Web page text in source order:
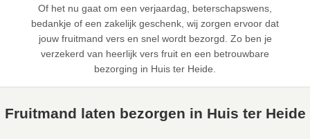
Of het nu gaat om een verjaardag, beterschapswens,
bedankje of een zakelijk geschenk, wij zorgen ervoor dat
jouw fruitmand vers en snel wordt bezorgd. Zo ben je
verzekerd van heerlijk vers fruit en een betrouwbare
bezorging in Huis ter Heide.
Fruitmand laten bezorgen in Huis ter Heide